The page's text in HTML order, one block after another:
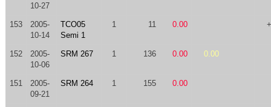
10-27
153
2005-
10-14
TCO05
Semi 1
1 11 0.00
152
2005-
10-06
SRM 267 1 136 0.00 0.00
151
2005-
09-21
SRM 264 1 155 0.00